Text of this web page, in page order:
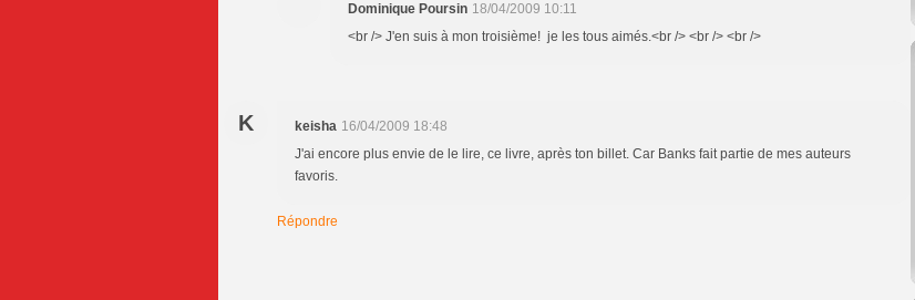
Dominique Poursin 18/04/2009 10:11
<br /> J'en suis à mon troisième! je les tous aimés.<br /> <br /> <br />
K keisha 16/04/2009 18:48
J'ai encore plus envie de le lire, ce livre, après ton billet. Car Banks fait partie de mes auteurs
favoris.
Répondre